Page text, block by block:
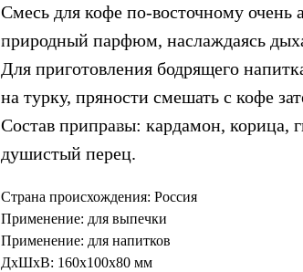
Смесь для кофе по-восточному очень
природный парфюм, наслаждаясь
Для приготовления бодрящего
на турку, пряности смешать с кофе
Состав приправы: кардамон, корица,
душистый перец.
Страна происхождения: Россия
Применение: для выпечки
Применение: для напитков
ДxШxВ: 160x100x80 мм